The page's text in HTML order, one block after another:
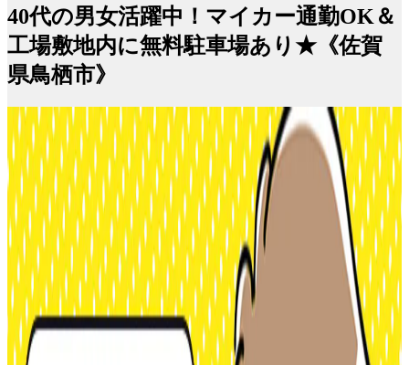
40代の男女活躍中！マイカー通勤OK＆
工場敷地内に無料駐車場あり★《佐賀
県鳥栖市》